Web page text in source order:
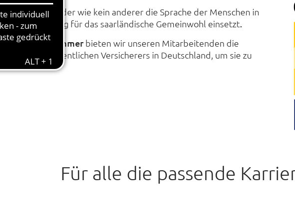
Versicherer,
der wie kein anderer die Sprache der Menschen in
sich nachhaltig für das saarländische Gemeinwohl einsetzt.
bieten wir unseren Mitarbeitenden die
größten öffentlichen Versicherers in Deutschland, um sie zu
Für alle die passende